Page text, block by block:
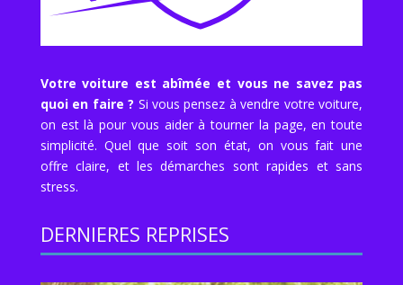
Votre voiture est abîmée et vous ne savez pas
quoi en faire ? Si vous pensez à vendre votre voiture,
on est là pour vous aider à tourner la page, en toute
simplicité. Quel que soit son état, on vous fait une
offre claire, et les démarches sont rapides et sans
stress.
DERNIERES REPRISES